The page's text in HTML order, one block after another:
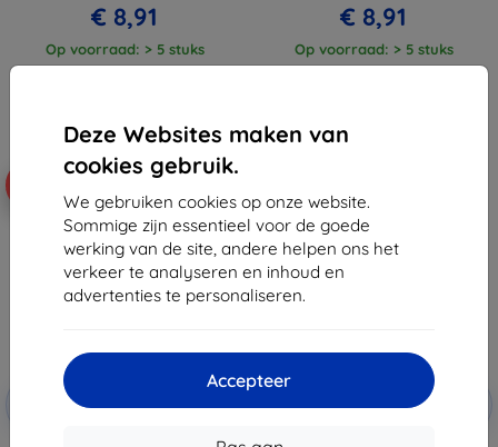
Deze Websites maken van
cookies gebruik.
We gebruiken cookies op onze website.
Sommige zijn essentieel voor de goede
werking van de site, andere helpen ons het
verkeer te analyseren en inhoud en
advertenties te personaliseren.
Accepteer
€ 8,91
Op voorraad: > 5 stuks
€ 8,91
Op voorraad: > 5 stuks
met
EXTRA10 -10%
met
EXTRA10